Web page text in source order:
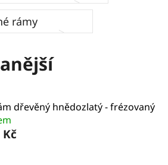
rámy
dřevěný hnědozlatý - frézovaný
Kč